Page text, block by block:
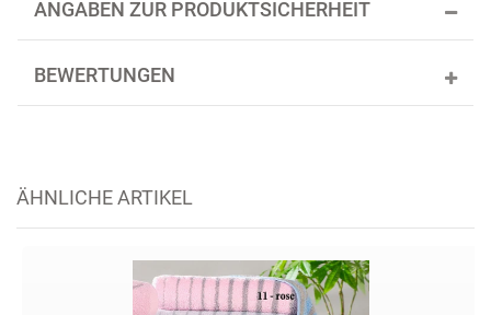
ANGABEN ZUR PRODUKTSICHERHEIT
BEWERTUNGEN
ÄHNLICHE ARTIKEL